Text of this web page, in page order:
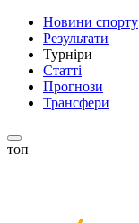
Новини спорту
Результати
Турніри
Статті
Прогнози
Трансфери
топ